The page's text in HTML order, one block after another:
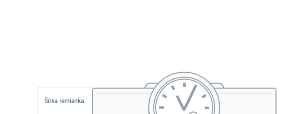
Šírka remienka